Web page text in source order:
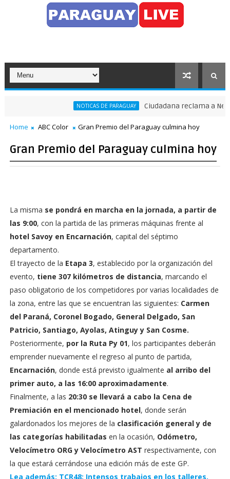
NOTICAS DE PARAGUAY Ciudadana reclama a
en pleno Puente de la Amistad
Home ABC Color Gran Premio del Paraguay culmina hoy
Gran Premio del Paraguay culmina hoy
La misma se pondrá en marcha en la jornada, a partir de
las 9:00, con la partida de las primeras máquinas frente al
hotel Savoy en Encarnación, capital del séptimo
departamento.
El trayecto de la Etapa 3, establecido por la organización del
evento, tiene 307 kilómetros de distancia, marcando el
paso obligatorio de los competidores por varias localidades de
la zona, entre las que se encuentran las siguientes: Carmen
del Paraná, Coronel Bogado, General Delgado, San
Patricio, Santiago, Ayolas, Atinguy y San Cosme.
Posteriormente, por la Ruta Py 01, los participantes deberán
emprender nuevamente el regreso al punto de partida,
Encarnación, donde está previsto igualmente al arribo del
primer auto, a las 16:00 aproximadamente.
Finalmente, a las 20:30 se llevará a cabo la Cena de
Premiación en el mencionado hotel, donde serán
galardonados los mejores de la clasificación general y de
las categorías habilitadas en la ocasión, Odómetro,
Velocímetro ORG y Velocímetro AST respectivamente, con
la que estará cerrándose una edición más de este GP.
Lea además: TCR48: Intensos trabajos en los talleres.